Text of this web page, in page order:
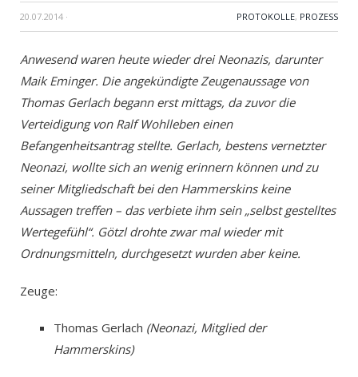
20.07.2014 · PROTOKOLLE, PROZESS
Anwesend waren heute wieder drei Neonazis, darunter
Maik Eminger. Die angekündigte Zeugenaussage von
Thomas Gerlach begann erst mittags, da zuvor die
Verteidigung von Ralf Wohlleben einen
Befangenheitsantrag stellte. Gerlach, bestens vernetzter
Neonazi, wollte sich an wenig erinnern können und zu
seiner Mitgliedschaft bei den Hammerskins keine
Aussagen treffen – das verbiete ihm sein „selbst gestelltes
Wertegefühl“. Götzl drohte zwar mal wieder mit
Ordnungsmitteln, durchgesetzt wurden aber keine.
Zeuge:
Thomas Gerlach (Neonazi, Mitglied der
Hammerskins)